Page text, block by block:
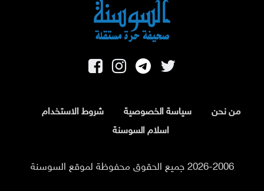
من نحن سياسة الخصوصية
شروط الاستخدام
اسلام السوسنة
2026-2006 جميع الحقوق محفوظة لموقع السوسنة